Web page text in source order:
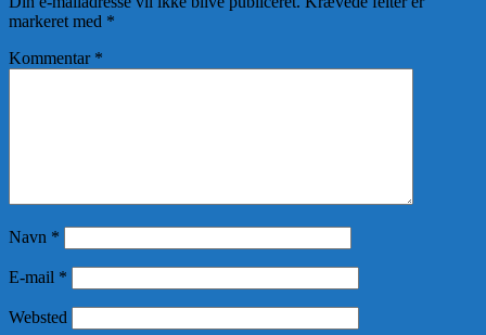
markeret med *
Kommentar *
Navn *
E-mail *
Websted